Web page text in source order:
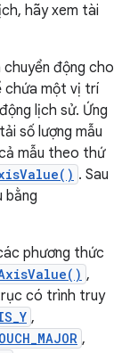
hãy xem tài
chuyển động cho
chứa một vị trí
lịch sử. Ứng
số lượng mẫu
mẫu theo thứ
. Sau
bằng
phương thức
,
có trình truy
,
,